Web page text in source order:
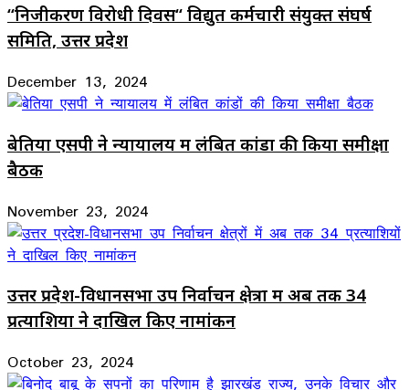
“निजीकरण विरोधी दिवस“ विद्युत कर्मचारी संयुक्त संघर्ष
समिति, उत्तर प्रदेश
December 13, 2024
बेतिया एसपी ने न्यायालय में लंबित कांडों की किया समीक्षा
बैठक
November 23, 2024
उत्तर प्रदेश-विधानसभा उप निर्वाचन क्षेत्रों में अब तक 34
प्रत्याशियों ने दाखिल किए नामांकन
October 23, 2024